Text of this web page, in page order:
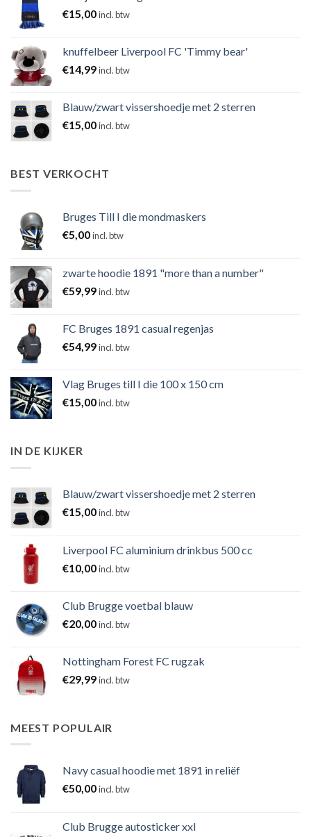
€15,00incl. btw
knuffelbeer Liverpool FC 'Timmy bear'
€14,99incl. btw
Blauw/zwart vissershoedje met 2 sterren
€15,00incl. btw
BEST VERKOCHT
Bruges Till I die mondmaskers
€5,00incl. btw
zwarte hoodie 1891 "more than a number"
€59,99incl. btw
FC Bruges 1891 casual regenjas
€54,99incl. btw
Vlag Bruges till I die 100 x 150 cm
€15,00incl. btw
IN DE KIJKER
Blauw/zwart vissershoedje met 2 sterren
€15,00incl. btw
Liverpool FC aluminium drinkbus 500 cc
€10,00incl. btw
Club Brugge voetbal blauw
€20,00incl. btw
Nottingham Forest FC rugzak
€29,99incl. btw
MEEST POPULAIR
Navy casual hoodie met 1891 in reliëf
€50,00incl. btw
Club Brugge autosticker xxl